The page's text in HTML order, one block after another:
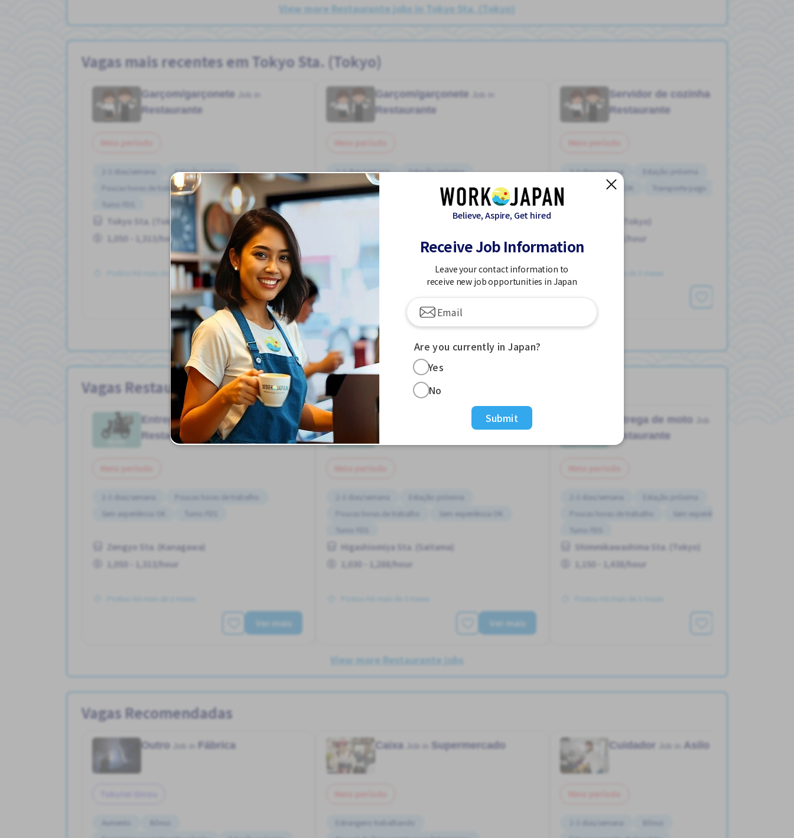
View more Restaurante jobs in Tokyo Sta. (Tokyo)
Vagas mais recentes em Tokyo Sta. (Tokyo)
Garçom/garçonete
Restaurante
2-3 dias/semana
Estação próxima
Poucas horas de trabalho
Transporte pago
Tokyo Sta. (Tokyo)
1,050 - 1,313/hour
Postou Há mais de 3 meses
Ver mais
Garçom/garçonete
Restaurante
2-3 dias/semana
Estação próxima
Sem experiência OK
Transporte pago
Postou Há mais de 3 meses
Ver mais
Servidor de cozinha
Restaurante
2-3 dias/semana
Sem experiência OK
Transporte pago
Tokyo Sta. (Tokyo)
1,050 - 1,313/hour
View more Jobs in Tokyo Sta. (Tokyo)
Vagas Restaurante
Entrega de motoJob in
Restaurante
2-3 dias/semana
Poucas horas de trabalho
Sem experiência OK
Zengyo Sta. (Kanagawa)
1,050 - 1,313/hour
Ver mais
2-3 dias/semana
Poucas horas de trabalho
Sem experiência OK
Higashiomiya Sta. (Saitama)
1,030 - 1,288/hour
Ver mais
Entrega de moto
Restaurante
2-3 dias/semana
Poucas horas de trabalho
Sem experiência OK
Shimmikawashima Sta. (Tokyo)
1,150 - 1,438/hour
View more Restaurante jobs
Vagas Recomendadas
Outro Fábrica
Aumento
Caixa Supermercado
Estrangeiro trabalhando
Cuidador Asilo
2-3 dias/semana
Believe, Aspire, Get hired
Receive Job Information
Leave your contact information to
receive new job opportunities in Japan
Are you currently in Japan?
Yes
No
Submit